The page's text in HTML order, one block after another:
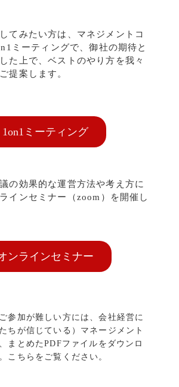
てみたい方は、マネジメントコ
ミーティングで、御社の期待と
た上で、ベストのやり方を我々
提案します。
1on1ミーティング
の効果的な運営方法や考え方に
インセミナー（zoom）を開催し
ンラインセミナー
参加が難しい方には、会社経営に
ちが信じている）マネージメント
まとめたPDFファイルをダウンロ
こちらをご覧ください。